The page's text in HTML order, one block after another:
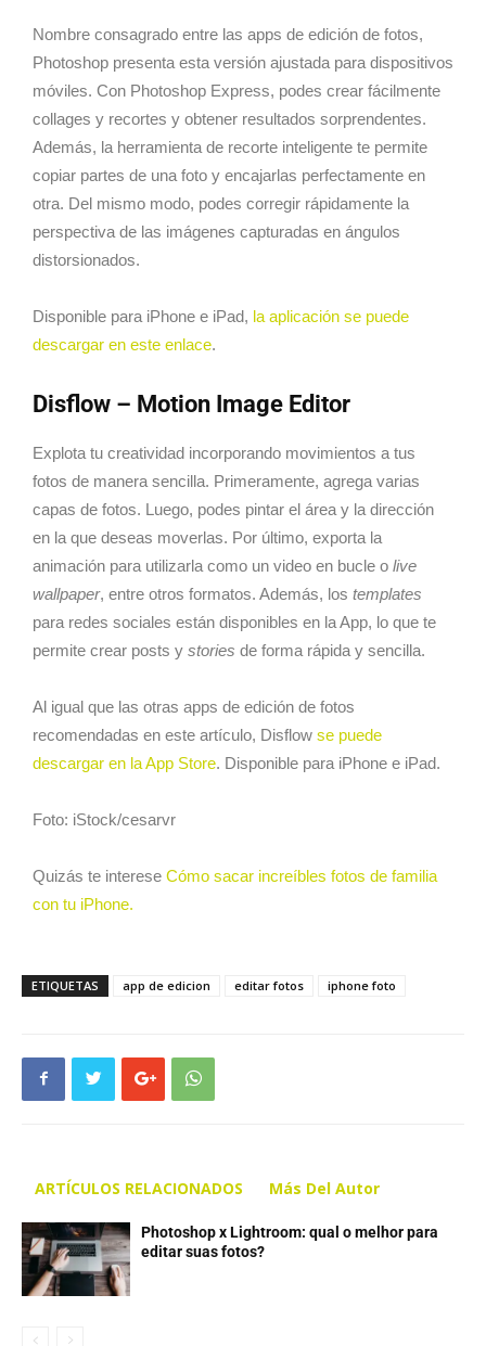
Nombre consagrado entre las apps de edición de fotos,
Photoshop presenta esta versión ajustada para dispositivos
móviles. Con Photoshop Express, podes crear fácilmente
collages y recortes y obtener resultados sorprendentes.
Además, la herramienta de recorte inteligente te permite
copiar partes de una foto y encajarlas perfectamente en
otra. Del mismo modo, podes corregir rápidamente la
perspectiva de las imágenes capturadas en ángulos
distorsionados.
Disponible para iPhone e iPad, la aplicación se puede
descargar en este enlace.
Disflow – Motion Image Editor
Explota tu creatividad incorporando movimientos a tus
fotos de manera sencilla. Primeramente, agrega varias
capas de fotos. Luego, podes pintar el área y la dirección
en la que deseas moverlas. Por último, exporta la
animación para utilizarla como un video en bucle o live
wallpaper, entre otros formatos. Además, los templates
para redes sociales están disponibles en la App, lo que te
permite crear posts y stories de forma rápida y sencilla.
Al igual que las otras apps de edición de fotos
recomendadas en este artículo, Disflow se puede
descargar en la App Store. Disponible para iPhone e iPad.
Foto: iStock/cesarvr
Quizás te interese Cómo sacar increíbles fotos de familia
con tu iPhone.
ETIQUETAS app de edicion editar fotos iphone foto
ARTÍCULOS RELACIONADOS Más Del Autor
Photoshop x Lightroom: qual o melhor para
editar suas fotos?